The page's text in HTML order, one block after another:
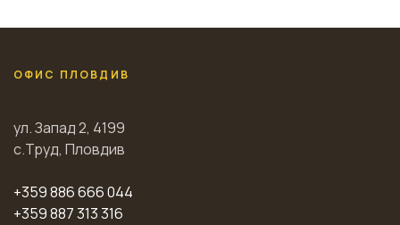
ОФИС ПЛОВДИВ
ул. Запад 2, 4199
с.Труд, Пловдив
+359 886 666 044
+359 887 313 316